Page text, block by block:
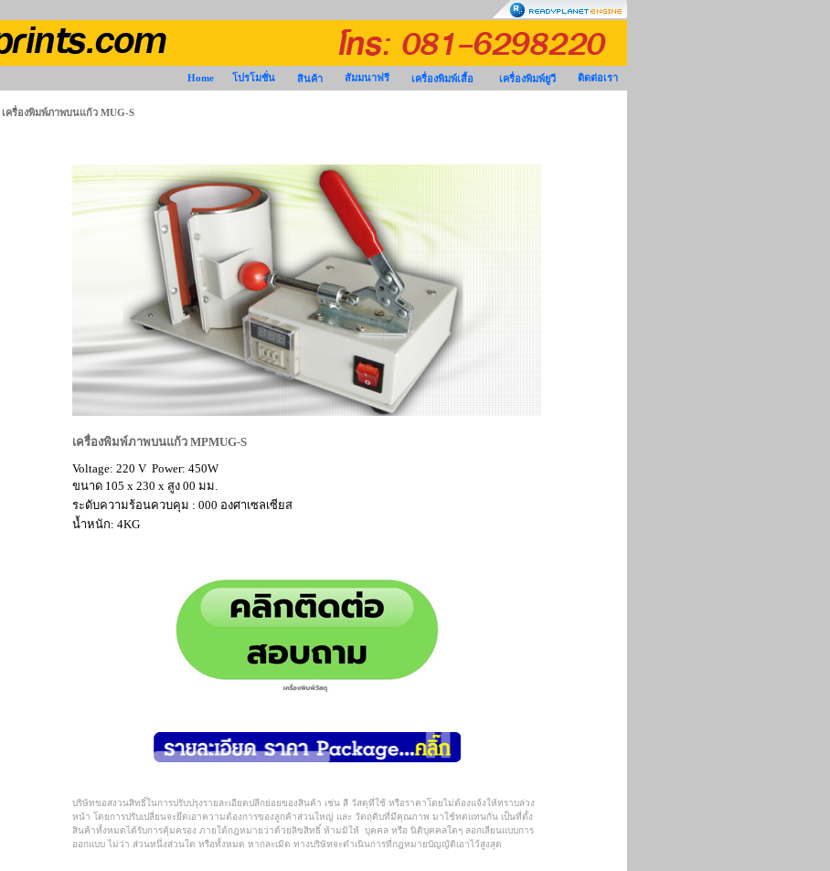
Home โปรโมชั่น สินค้า สัมมนาฟรี เครื่องพิมพ์เสื้อ เครื่องพิมพ์ยูวี
ติดต่อเรา
เครื่องพิมพ์ภาพบนแก้ว MUG-S
เครื่องพิมพ์ภาพบนแก้ว MPMUG-S
Voltage: 220 V Power: 450W
ขนาด 105 x 230 x สูง 00 มม.
ระดับความร้อนควบคุม : 000 องศาเซลเซียส
น้ำหนัก: 4KG
บริษัทขอสงวนสิทธิ์ในการปรับปรุงรายละเอียดปลีกย่อยของสินค้า เช่น สี วัสดุที่ใช้ หรือราคาโดยไม่ต้องแจ้งให้ทราบล่วง
หน้า โดยการปรับเปลี่ยนจะยึดเอาความต้องการของลูกค้าส่วนใหญ่ และ วัตถุดิบที่มีคุณภาพ มาใช้ทดแทนกัน เป็นที่ตั้ง
สินค้าทั้งหมดได้รับการคุ้มครอง ภายใต้กฎหมายว่าด้วยลิขสิทธิ์ ห้ามมิให้ บุคคล หรือ นิติบุคคลใดๆ ลอกเลียนแบบการ
ออกแบบ ไม่ว่า ส่วนหนึ่งส่วนใด หรือทั้งหมด หากละเมิด ทางบริษัทจะดำเนินการที่กฎหมายบัญญัติเอาไว้สูงสุด